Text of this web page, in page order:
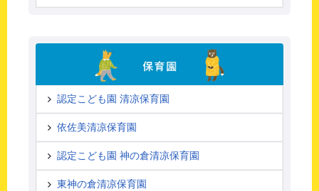
認定こども園 清凉保育園
依佐美清凉保育園
認定こども園 神の倉清凉保育園
東神の倉清凉保育園